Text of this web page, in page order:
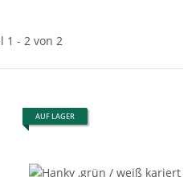
1 - 2 von 2
AUF LAGER